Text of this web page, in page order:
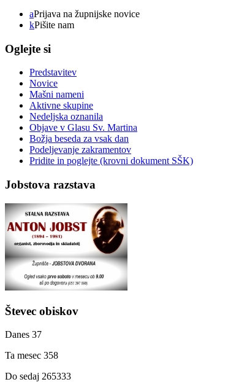
aPrijava na župnijske novice
kPišite nam
Oglejte si
Predstavitev
Novice
Mašni nameni
Aktivne skupine
Nedeljska oznanila
Objave v Glasu Sv. Martina
Božja beseda za vsak dan
Podeljevanje zakramentov
Pridite in poglejte (krovni dokument SŠK)
Jobstova razstava
Števec obiskov
Danes 37
Ta mesec 358
Do sedaj 265333